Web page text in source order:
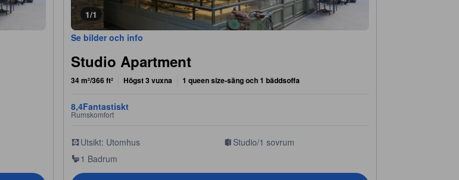
1/1
Se bilder och info
Studio Apartment
34 m²/366 ft² Högst 3 vuxna 1 queen size-säng och 1 bäddsoffa
8,4Fantastiskt
Rumskomfort
Utsikt: Utomhus
Studio/1 sovrum
1 Badrum